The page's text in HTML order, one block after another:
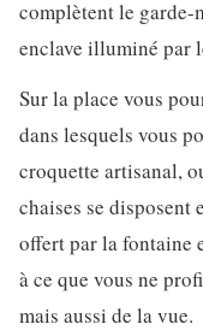
complètent le garde-
enclave illuminé par
Sur la place vous
dans lesquels vous
croquette artisanal,
chaises se disposent
offert par la fontaine
à ce que vous ne
mais aussi de la vue.